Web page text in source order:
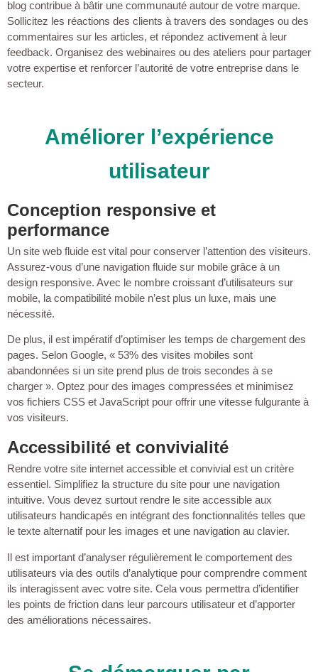
blog contribue à bâtir une communauté autour de votre marque.
Sollicitez les réactions des clients à travers des sondages ou des
commentaires sur les articles, et répondez activement à leur
feedback. Organisez des webinaires ou des ateliers pour partager
votre expertise et renforcer l’autorité de votre entreprise dans le
secteur.
Améliorer l’expérience
utilisateur
Conception responsive et
performance
Un site web fluide est vital pour conserver l’attention des visiteurs.
Assurez-vous d’une navigation fluide sur mobile grâce à un
design responsive. Avec le nombre croissant d’utilisateurs sur
mobile, la compatibilité mobile n’est plus un luxe, mais une
nécessité.
De plus, il est impératif d’optimiser les temps de chargement des
pages. Selon Google, « 53% des visites mobiles sont
abandonnées si un site prend plus de trois secondes à se
charger ». Optez pour des images compressées et minimisez
vos fichiers CSS et JavaScript pour offrir une vitesse fulgurante à
vos visiteurs.
Accessibilité et convivialité
Rendre votre site internet accessible et convivial est un critère
essentiel. Simplifiez la structure du site pour une navigation
intuitive. Vous devez surtout rendre le site accessible aux
utilisateurs handicapés en intégrant des fonctionnalités telles que
le texte alternatif pour les images et une navigation au clavier.
Il est important d’analyser régulièrement le comportement des
utilisateurs via des outils d’analytique pour comprendre comment
ils interagissent avec votre site. Cela vous permettra d’identifier
les points de friction dans leur parcours utilisateur et d’apporter
des améliorations nécessaires.